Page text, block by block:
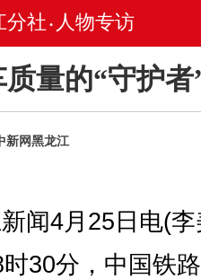
分社 • 人物专访
量的“守护者
新网黑龙江
4月25日电(李
30分，中国铁